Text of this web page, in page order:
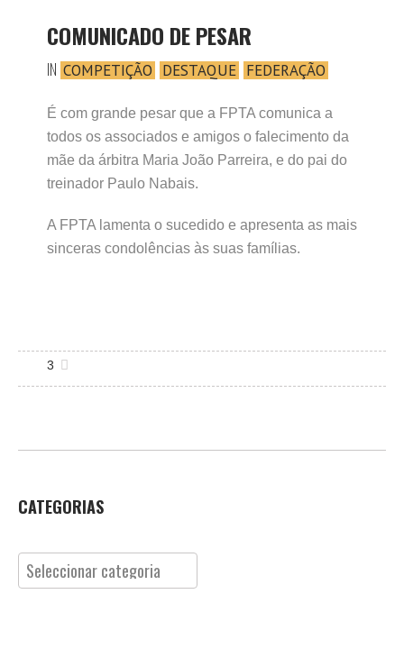
COMUNICADO DE PESAR
IN COMPETIÇÃO DESTAQUE FEDERAÇÃO
É com grande pesar que a FPTA comunica a
todos os associados e amigos o falecimento da
mãe da árbitra Maria João Parreira, e do pai do
treinador Paulo Nabais.
A FPTA lamenta o sucedido e apresenta as mais
sinceras condolências às suas famílias.
3
CATEGORIAS
Categorias